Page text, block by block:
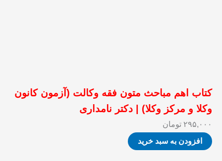
کتاب اهم مباحث متون فقه وکالت (آزمون کانون
وکلا و مرکز وکلا) | دکتر نامداری
۲۹۵,۰۰۰ تومان
افزودن به سبد خرید